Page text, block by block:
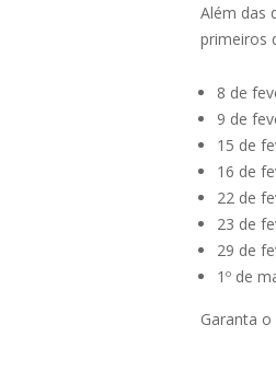
Além das
primeiros
8 de
9 de
15 de
16 de
22 de
23 de
29 de
1º de
Garanta